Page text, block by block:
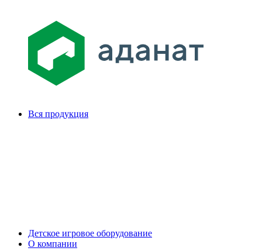
Вся продукция
Детское игровое оборудование
О компании